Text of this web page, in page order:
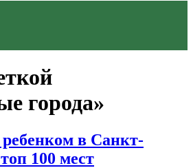
города»
ребенком в Санкт-
100 мест